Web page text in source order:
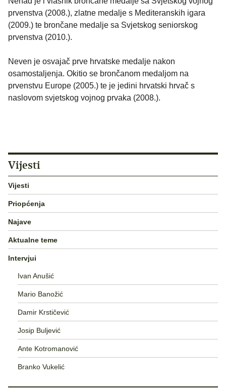
prvenstva (2008.), zlatne medalje s Mediteranskih igara
(2009.) te brončane medalje sa Svjetskog seniorskog
prvenstva (2010.).
Neven je osvajač prve hrvatske medalje nakon
osamostaljenja. Okitio se brončanom medaljom na
prvenstvu Europe (2005.) te je jedini hrvatski hrvač s
naslovom svjetskog vojnog prvaka (2008.).
Vijesti
Vijesti
Priopćenja
Najave
Aktualne teme
Intervjui
Ivan Anušić
Mario Banožić
Damir Krstičević
Josip Buljević
Ante Kotromanović
Branko Vukelić